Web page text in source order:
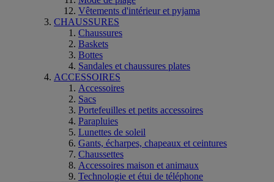
Vêtements d'intérieur et pyjama
CHAUSSURES
Chaussures
Baskets
Bottes
Sandales et chaussures plates
ACCESSOIRES
Accessoires
Sacs
Portefeuilles et petits accessoires
Parapluies
Lunettes de soleil
Gants, écharpes, chapeaux et ceintures
Chaussettes
Accessoires maison et animaux
Technologie et étui de téléphone